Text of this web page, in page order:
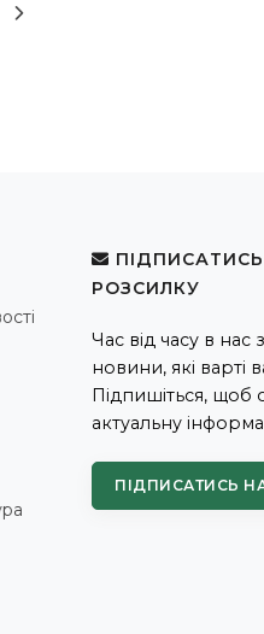
РОЗСИЛКУ
Час від часу в нас
новини, які варті
Підпишіться, щоб
актуальну
ПІДПИСАТИСЬ